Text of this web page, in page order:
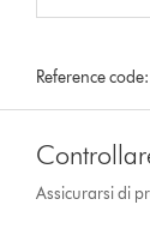
Reference code:
Assicurarsi di